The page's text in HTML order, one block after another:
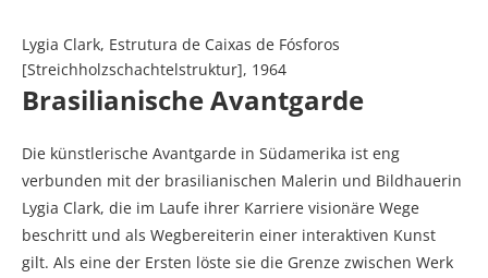
Lygia Clark, Estrutura de Caixas de Fósforos
[Streichholzschachtelstruktur], 1964
Brasilianische Avantgarde
Die künstlerische Avantgarde in Südamerika ist eng
verbunden mit der brasilianischen Malerin und Bildhauerin
Lygia Clark, die im Laufe ihrer Karriere visionäre Wege
beschritt und als Wegbereiterin einer interaktiven Kunst
gilt. Als eine der Ersten löste sie die Grenze zwischen Werk